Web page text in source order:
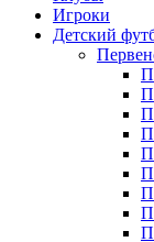
Игроки
Детский